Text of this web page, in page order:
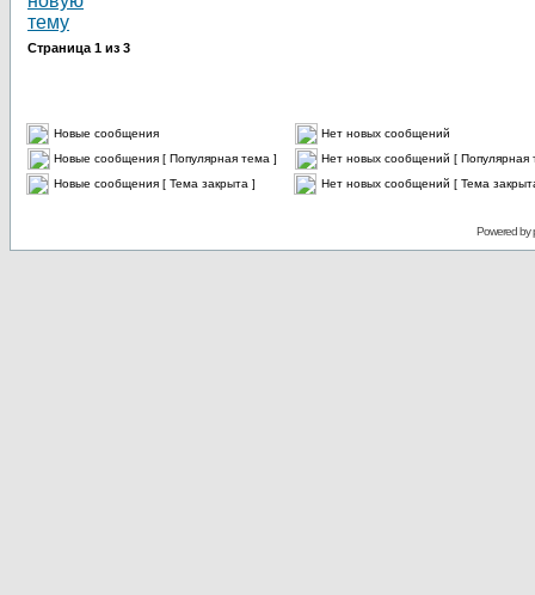
Страница 1 из 3
Новые сообщения
Нет новых сообщений
Новые сообщения [ Популярная тема ]
Нет новых сообщений [ Популярная
Новые сообщения [ Тема закрыта ]
Нет новых сообщений [ Тема
Powered by